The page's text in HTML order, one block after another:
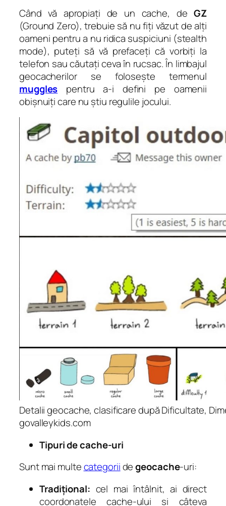
Când vă apropiați de un cache, deGZ
(Ground Zero), trebuie să nu fiți văzut de alți
oameni pentru a nu ridica suspiciuni (stealth
mode), puteți să vă prefaceți că vorbiți la
telefon sau căutați ceva în rucsac. În limbajul
geocacherilor se folosește termenul
muggles
pentru a-i defini pe oamenii
obișnuiți care nu știu regulile jocului.
Detalii geocache, clasificare după Dificultate,
govalleykids.com
Tipuri de cache-uri
Sunt mai multecategoriidegeocache-uri:
Tradițional: cel mai întâlnit, ai direct
coordonatele cache-ului și câteva